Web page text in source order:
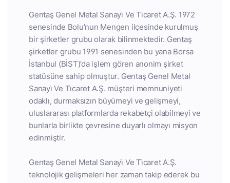
Gentaş Genel Metal Sanayi̇ Ve Ti̇caret A.Ş. 1972
senesinde Bolu’nun Mengen ilçesinde kurulmuş
bir şirketler grubu olarak bilinmektedir. Gentaş
şirketler grubu 1991 senesinden bu yana Borsa
İstanbul (BİST)’da işlem gören anonim şirket
statüsüne sahip olmuştur. Gentaş Genel Metal
Sanayi̇ Ve Ti̇caret A.Ş. müşteri memnuniyeti
odaklı, durmaksızın büyümeyi ve gelişmeyi,
uluslararası platformlarda rekabetçi olabilmeyi ve
bunlarla birlikte çevresine duyarlı olmayı misyon
edinmiştir.
Gentaş Genel Metal Sanayi̇ Ve Ti̇caret A.Ş.
teknolojik gelişmeleri her zaman takip ederek bu